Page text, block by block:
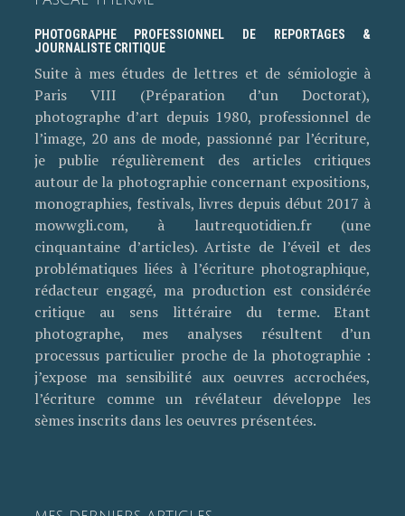
PHOTOGRAPHE PROFESSIONNEL DE REPORTAGES &
JOURNALISTE CRITIQUE
Suite à mes études de lettres et de sémiologie à
Paris VIII (Préparation d’un Doctorat),
photographe d’art depuis 1980, professionnel de
l’image, 20 ans de mode, passionné par l’écriture,
je publie régulièrement des articles critiques
autour de la photographie concernant expositions,
monographies, festivals, livres depuis début 2017 à
mowwgli.com, à lautrequotidien.fr (une
cinquantaine d’articles). Artiste de l’éveil et des
problématiques liées à l’écriture photographique,
rédacteur engagé, ma production est considérée
critique au sens littéraire du terme. Etant
photographe, mes analyses résultent d’un
processus particulier proche de la photographie :
j’expose ma sensibilité aux oeuvres accrochées,
l’écriture comme un révélateur développe les
sèmes inscrits dans les oeuvres présentées.